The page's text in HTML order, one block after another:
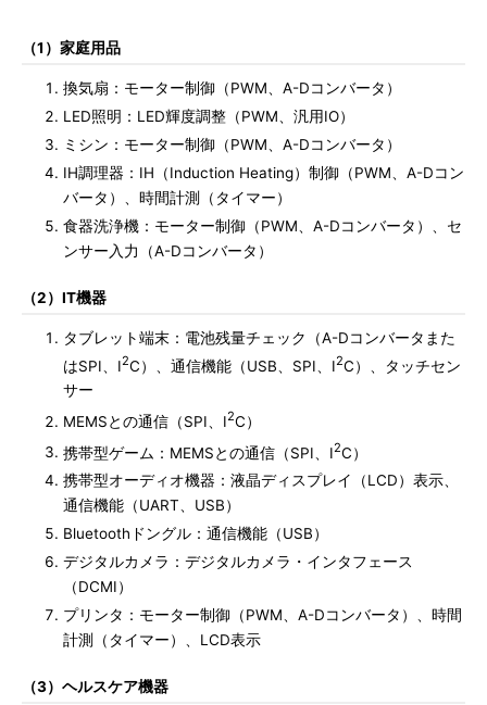
（1）家庭用品
換気扇：モーター制御（PWM、A-Dコンバータ）
LED照明：LED輝度調整（PWM、汎用IO）
ミシン：モーター制御（PWM、A-Dコンバータ）
IH調理器：IH（Induction Heating）制御（PWM、A-Dコン
バータ）、時間計測（タイマー）
食器洗浄機：モーター制御（PWM、A-Dコンバータ）、セ
ンサー入力（A-Dコンバータ）
（2）IT機器
タブレット端末：電池残量チェック（A-Dコンバータまた
はSPI、I2C）、通信機能（USB、SPI、I2C）、タッチセン
サー
MEMSとの通信（SPI、I2C）
携帯型ゲーム：MEMSとの通信（SPI、I2C）
携帯型オーディオ機器：液晶ディスプレイ（LCD）表示、
通信機能（UART、USB）
Bluetoothドングル：通信機能（USB）
デジタルカメラ：デジタルカメラ・インタフェース
（DCMI）
プリンタ：モーター制御（PWM、A-Dコンバータ）、時間
計測（タイマー）、LCD表示
（3）ヘルスケア機器